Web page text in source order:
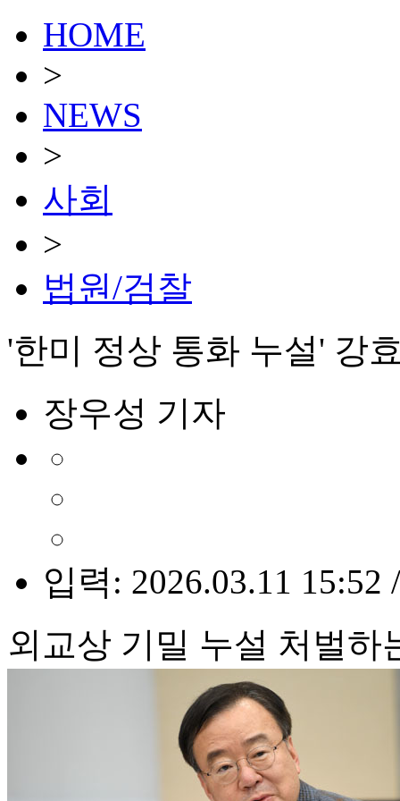
HOME
>
NEWS
>
사회
>
법원/검찰
'한미 정상 통화 누설' 강
장우성 기자
입력: 2026.03.11 15:52
외교상 기밀 누설 처벌하